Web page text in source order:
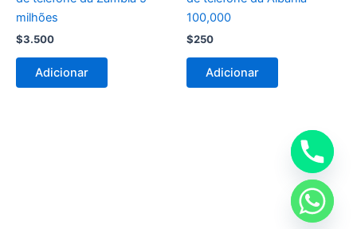
milhões
$3.500
Adicionar
100,000
$250
Adicionar